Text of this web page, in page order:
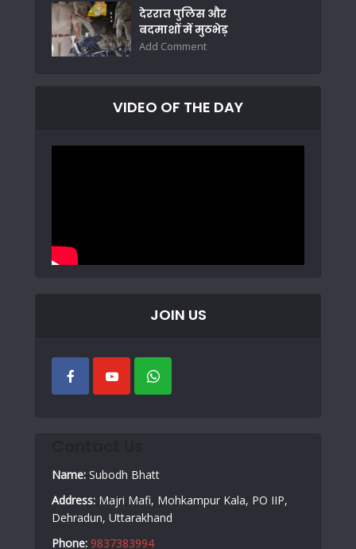
देररात पुलिस और
बदमाशों में मुठभेड़
Add Comment
VIDEO OF THE DAY
JOIN US
Name: Subodh Bhatt
Address: Majri Mafi, Mohkampur Kala, PO IIP,
Dehradun, Uttarakhand
Phone: 9837383994